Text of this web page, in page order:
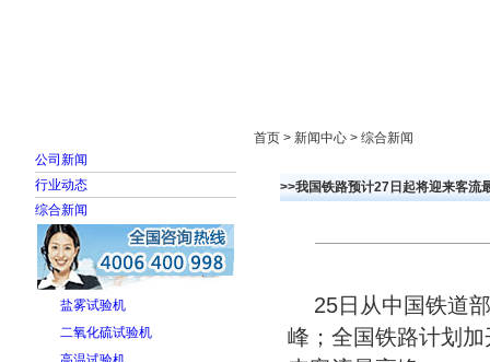
公司新闻
行业动态
综合新闻
盐雾试验机
二氧化硫试验机
首页 > 新闻中心 > 综合新闻
>>我国铁路预计27日起将迎来客流
25日从中国铁道部
峰；全国铁路计划